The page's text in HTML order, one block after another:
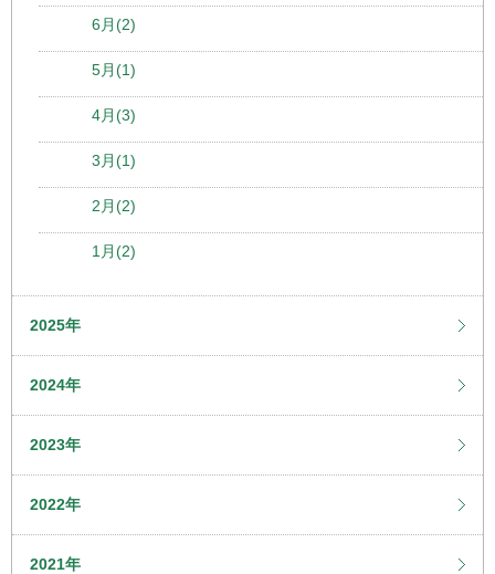
6月(2)
5月(1)
4月(3)
3月(1)
2月(2)
1月(2)
2025年
2024年
2023年
2022年
2021年